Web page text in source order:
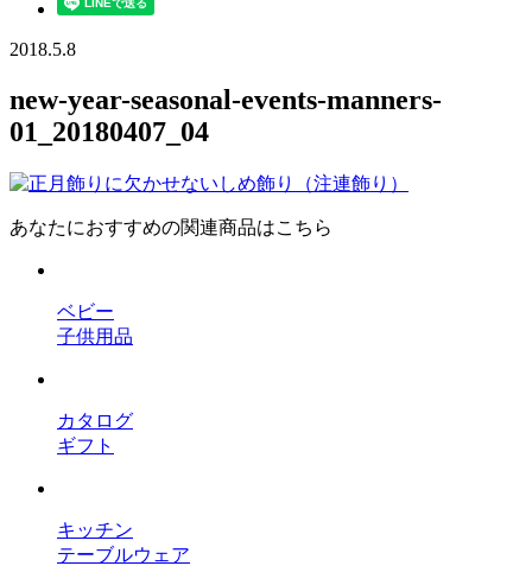
2018.5.8
new-year-seasonal-events-manners-
01_20180407_04
あなたにおすすめの関連商品はこちら
ベビー
子供用品
カタログ
ギフト
キッチン
テーブルウェア